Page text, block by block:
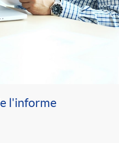
l'informe